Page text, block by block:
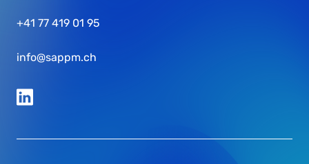
+41 77 419 01 95
info@sappm.ch